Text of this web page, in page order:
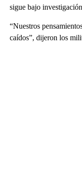
sigue bajo
“Nuestros
caídos”, dijeron los